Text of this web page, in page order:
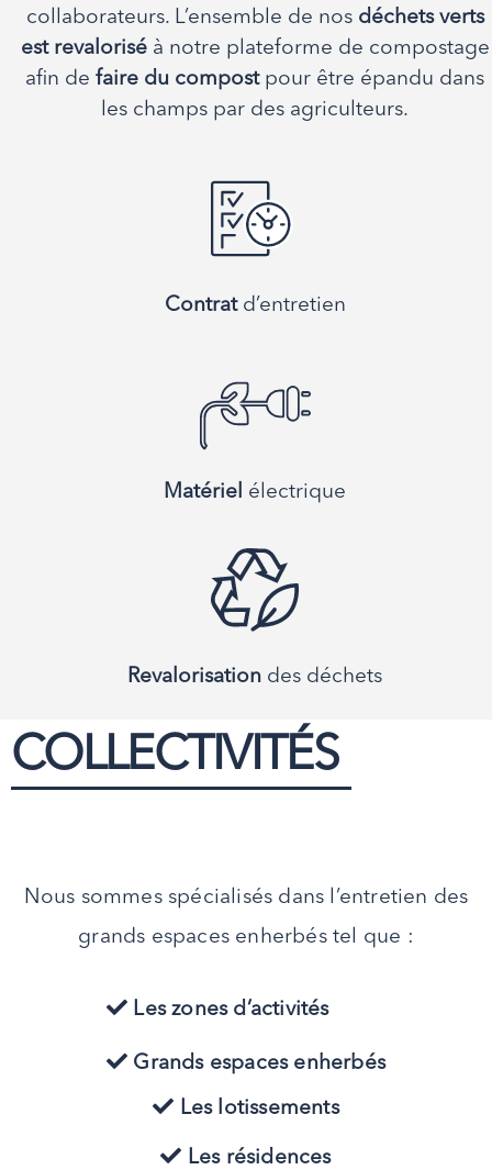
collaborateurs. L’ensemble de nos déchets verts
est revaloriséà notre plateforme de compostage
afin de faire du compostpour être épandu dans
les champs par des agriculteurs.
Contratd’entretien
Matériel électrique
Revalorisation des déchets
COLLECTIVITÉS
Nous sommes spécialisés dans l’entretien des
grands espaces enherbés tel que :
Les zones d’activités
Grands espaces enherbés
Les lotissements
Les résidences